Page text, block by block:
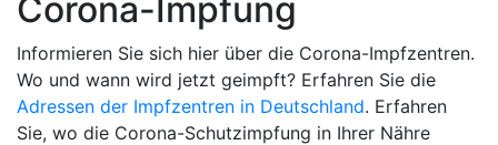
Corona-Impfung
Informieren Sie sich hier über die Corona-Impfzentren.
Wo und wann wird jetzt geimpft? Erfahren Sie die
Adressen der Impfzentren in Deutschland. Erfahren
Sie, wo die Corona-Schutzimpfung in Ihrer Nähre